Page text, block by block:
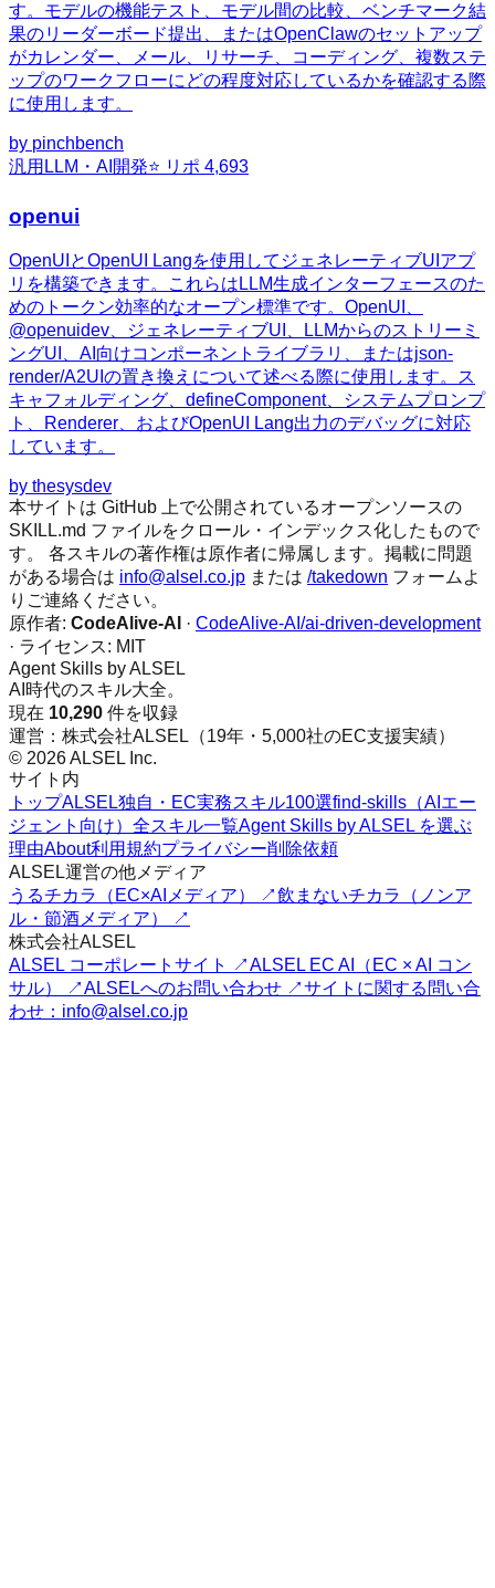
す。モデルの機能テスト、モデル間の比較、ベンチマーク結
果のリーダーボード提出、またはOpenClawのセットアップ
がカレンダー、メール、リサーチ、コーディング、複数ステ
ップのワークフローにどの程度対応しているかを確認する際
に使用します。
by pinchbench
汎用 LLM・AI開発⭐ リポ 4,693
openui
OpenUIとOpenUI Langを使用してジェネレーティブUIアプ
リを構築できます。これらはLLM生成インターフェースのた
めのトークン効率的なオープン標準です。OpenUI、
@openuidev、ジェネレーティブUI、LLMからのストリーミ
ングUI、AI向けコンポーネントライブラリ、またはjson-
render/A2UIの置き換えについて述べる際に使用します。ス
キャフォルディング、defineComponent、システムプロンプ
ト、Renderer、およびOpenUI Lang出力のデバッグに対応
しています。
by thesysdev
本サイトは GitHub 上で公開されているオープンソースの
SKILL.md ファイルをクロール・インデックス化したもので
す。 各スキルの著作権は原作者に帰属します。掲載に問題
がある場合は info@alsel.co.jp または /takedown フォームよ
りご連絡ください。
原作者: CodeAlive-AI · CodeAlive-AI/ai-driven-development
· ライセンス: MIT
Agent Skills by ALSEL
AI時代のスキル大全。
現在 10,290 件を収録
運営：株式会社ALSEL（19年・5,000社のEC支援実績）
© 2026 ALSEL Inc.
サイト内
トップALSEL独自・EC実務スキル100選find-skills（AIエー
ジェント向け） 全スキル一覧Agent Skills by ALSEL を選ぶ
理由About利用規約プライバシー削除依頼
ALSEL運営の他メディア
うるチカラ（EC×AIメディア） ↗飲まないチカラ（ノンア
ル・節酒メディア） ↗
株式会社ALSEL
ALSEL コーポレートサイト ↗ALSEL EC AI（EC × AI コン
サル） ↗ALSELへのお問い合わせ ↗サイトに関する問い合
わせ：info@alsel.co.jp